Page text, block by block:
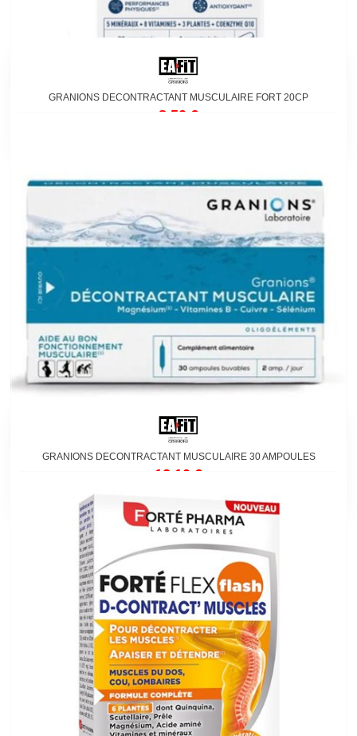
GRANIONS DECONTRACTANT MUSCULAIRE FORT 20CP
8,50 €
GRANIONS DECONTRACTANT MUSCULAIRE 30 AMPOULES
12,10 €